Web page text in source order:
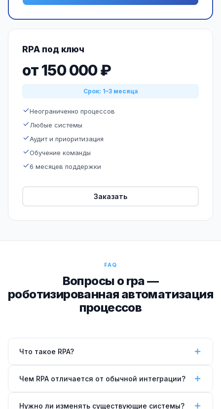
RPA под ключ
от 150 000 ₽
Срок: 1–3 месяца
Неограниченно процессов
Любые системы
Аудит и приоритизация
Обучение команды
6 месяцев поддержки
Заказать
FAQ
Вопросы о rpa —
роботизированная автоматизация
процессов
Что такое RPA?
робот, который имитирует действия сотрудника:
открывает приложения, заполняет формы,
Чем RPA отличается от обычной интеграции?
Нужно ли изменять существующие системы?